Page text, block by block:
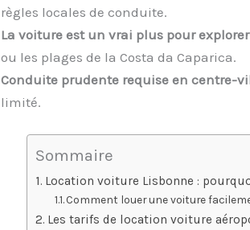
règles locales de conduite.
La voiture est un vrai plus pour
ou les plages de la Costa da Caparica.
Conduite prudente requise en centre-
limité.
Sommaire
Location voiture Lisbonne :
Comment louer une voiture
Les tarifs de location voiture